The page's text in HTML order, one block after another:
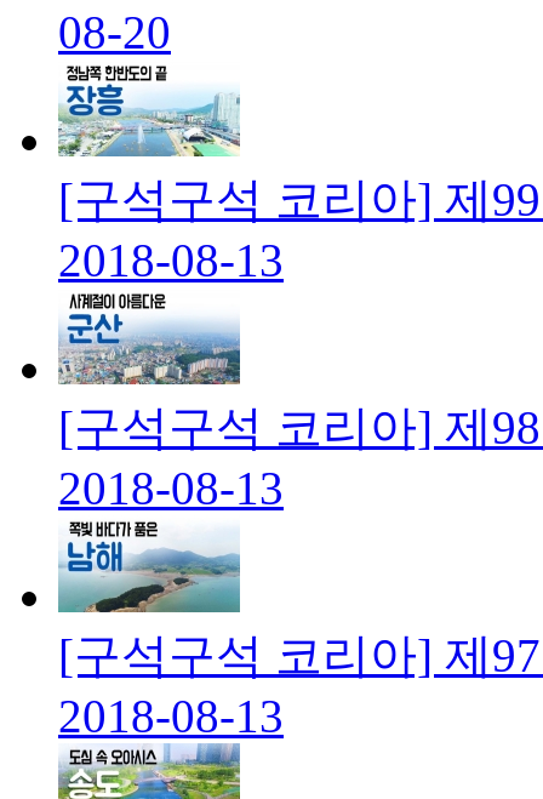
08-20
[구석구석 코리아] 제
2018-08-13
[구석구석 코리아] 제
2018-08-13
[구석구석 코리아] 제
2018-08-13